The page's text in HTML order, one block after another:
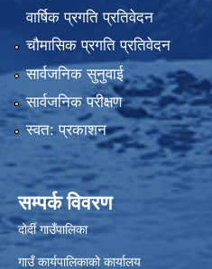
वार्षिक प्रगति प्रतिवेदन
चौमासिक प्रगति प्रतिवेदन
सार्वजनिक सुनुवाई
सार्वजनिक परीक्षण
स्वत: प्रकाशन
सम्पर्क विवरण
दोर्दी गाउँपालिका
गाउँ कार्यपालिकाको कार्यालय